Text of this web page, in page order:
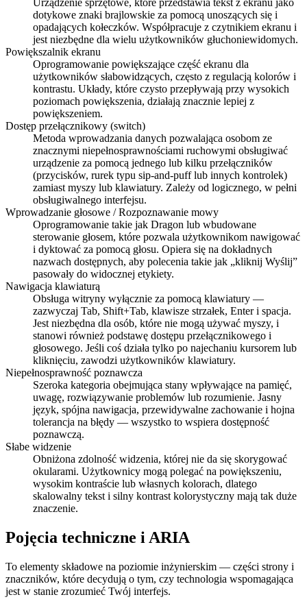
Urządzenie sprzętowe, które przedstawia tekst z ekranu jako
dotykowe znaki brajlowskie za pomocą unoszących się i
opadających kołeczków. Współpracuje z czytnikiem ekranu i
jest niezbędne dla wielu użytkowników głuchoniewidomych.
Powiększalnik ekranu
Oprogramowanie powiększające część ekranu dla
użytkowników słabowidzących, często z regulacją kolorów i
kontrastu. Układy, które czysto przepływają przy wysokich
poziomach powiększenia, działają znacznie lepiej z
powiększeniem.
Dostęp przełącznikowy (switch)
Metoda wprowadzania danych pozwalająca osobom ze
znacznymi niepełnosprawnościami ruchowymi obsługiwać
urządzenie za pomocą jednego lub kilku przełączników
(przycisków, rurek typu sip-and-puff lub innych kontrolek)
zamiast myszy lub klawiatury. Zależy od logicznego, w pełni
obsługiwalnego interfejsu.
Wprowadzanie głosowe / Rozpoznawanie mowy
Oprogramowanie takie jak Dragon lub wbudowane
sterowanie głosem, które pozwala użytkownikom nawigować
i dyktować za pomocą głosu. Opiera się na dokładnych
nazwach dostępnych, aby polecenia takie jak „kliknij Wyślij”
pasowały do widocznej etykiety.
Nawigacja klawiaturą
Obsługa witryny wyłącznie za pomocą klawiatury —
zazwyczaj Tab, Shift+Tab, klawisze strzałek, Enter i spacja.
Jest niezbędna dla osób, które nie mogą używać myszy, i
stanowi również podstawę dostępu przełącznikowego i
głosowego. Jeśli coś działa tylko po najechaniu kursorem lub
kliknięciu, zawodzi użytkowników klawiatury.
Niepełnosprawność poznawcza
Szeroka kategoria obejmująca stany wpływające na pamięć,
uwagę, rozwiązywanie problemów lub rozumienie. Jasny
język, spójna nawigacja, przewidywalne zachowanie i hojna
tolerancja na błędy — wszystko to wspiera dostępność
poznawczą.
Słabe widzenie
Obniżona zdolność widzenia, której nie da się skorygować
okularami. Użytkownicy mogą polegać na powiększeniu,
wysokim kontraście lub własnych kolorach, dlatego
skalowalny tekst i silny kontrast kolorystyczny mają tak duże
znaczenie.
Pojęcia techniczne i ARIA
To elementy składowe na poziomie inżynierskim — części strony i
znaczników, które decydują o tym, czy technologia wspomagająca
jest w stanie zrozumieć Twój interfejs.